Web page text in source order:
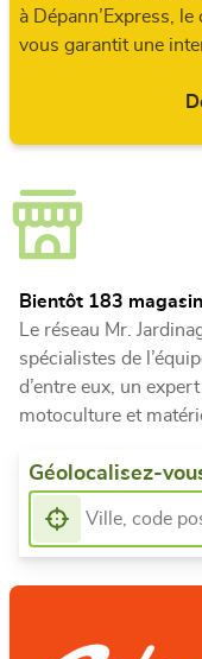
à Dépann’Express,
vous garantit une
Bientôt 183
Le réseau Mr.
spécialistes de
d’entre eux, un
motoculture et
Géolocalisez-